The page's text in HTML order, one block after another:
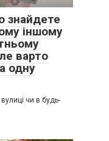
знайдете
іншому
варто
одну
чи в будь-